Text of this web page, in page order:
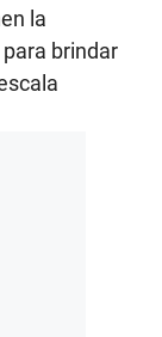
la
brindar